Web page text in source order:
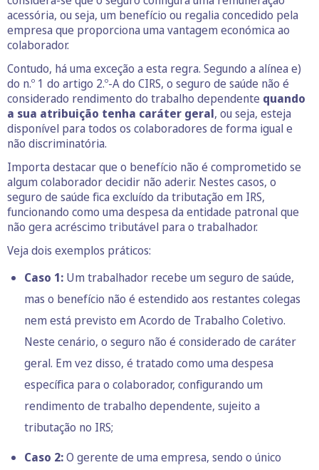
acessória, ou seja, um benefício ou regalia concedido pela
empresa que proporciona uma vantagem económica ao
colaborador.
Contudo, há uma exceção a esta regra. Segundo a alínea e)
do n.º 1 do artigo 2.º-A do CIRS, o seguro de saúde não é
considerado rendimento do trabalho dependente quando
a sua atribuição tenha caráter geral, ou seja, esteja
disponível para todos os colaboradores de forma igual e
não discriminatória.
Importa destacar que o benefício não é comprometido se
algum colaborador decidir não aderir. Nestes casos, o
seguro de saúde fica excluído da tributação em IRS,
funcionando como uma despesa da entidade patronal que
não gera acréscimo tributável para o trabalhador.
Veja dois exemplos práticos:
Caso 1: Um trabalhador recebe um seguro de saúde,
mas o benefício não é estendido aos restantes colegas
nem está previsto em Acordo de Trabalho Coletivo.
Neste cenário, o seguro não é considerado de caráter
geral. Em vez disso, é tratado como uma despesa
específica para o colaborador, configurando um
rendimento de trabalho dependente, sujeito a
tributação no IRS;
Caso 2:O gerente de uma empresa, sendo o único